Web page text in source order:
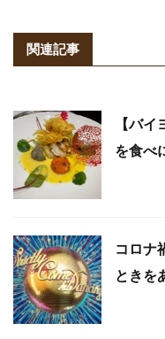
関連記事
【バ
を食べ
コロナ
とき